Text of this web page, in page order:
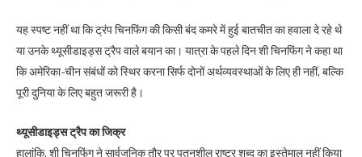
यह स्पष्ट नहीं था कि ट्रंप चिनफिंग की किसी बंद कमरे में हुई बातचीत का हवाला दे रहे थे
या उनके थ्यूसीडाइड्स ट्रैप वाले बयान का। यात्रा के पहले दिन शी चिनफिंग ने कहा था
कि अमेरिका-चीन संबंधों को स्थिर करना सिर्फ दोनों अर्थव्यवस्थाओं के लिए ही नहीं, बल्कि
पूरी दुनिया के लिए बहुत जरूरी है।
थ्यूसीडाइड्स ट्रैप का जिक्र
हालांकि, शी चिनफिंग ने सार्वजनिक तौर पर पतनशील राष्ट्र शब्द का इस्तेमाल नहीं किया